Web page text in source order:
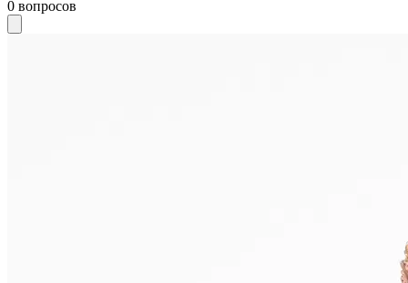
0 вопросов